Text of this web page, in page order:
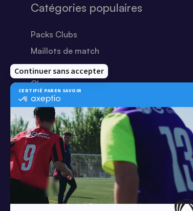
Catégories populaires
Packs Clubs
Maillots de match
Equipements Clubs
Chaussures
Shorts
Football
Chaussettes
T-shirts
Tenues de match
Offres clubs